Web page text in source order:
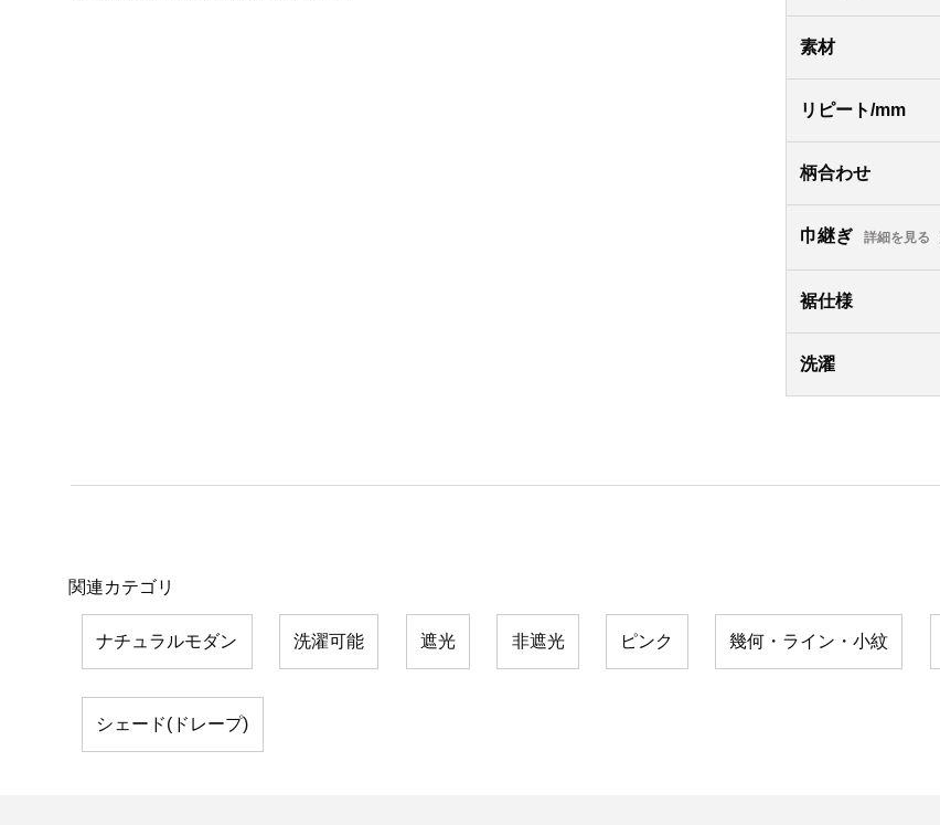
素材
リピート/mm
柄合わせ
巾継ぎ 詳細を見る
裾仕様
洗濯
関連カテゴリ
ナチュラルモダン 洗濯可能 遮光 非遮光 ピンク 幾何・ライン・小紋
シェード(ドレープ)